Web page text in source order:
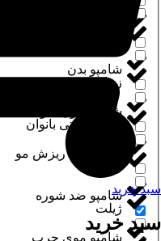
شامپو بدن
شامپو بدون سولفات
شامپو ضد ریزش مو
شامپو ضد شوره
شامپو موی چرب
زیبایی مو
ژل بهداشتی بانوان
ژیلت
سبد خرید
سبد خرید